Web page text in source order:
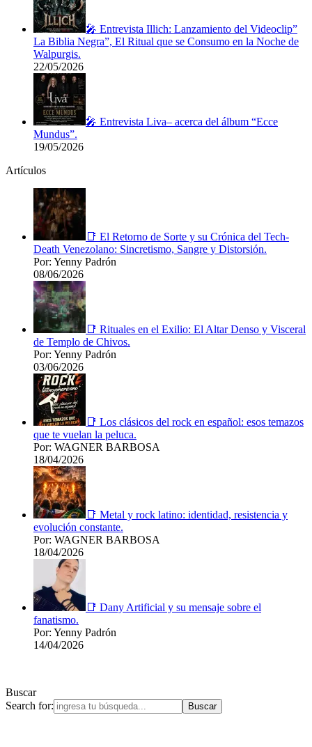
🎤 Entrevista Illich: Lanzamiento del Videoclip”
La Biblia Negra”, El Ritual que se Consumo en la Noche de
Walpurgis.
22/05/2026
🎤 Entrevista Liva– acerca del álbum “Ecce
Mundus”.
19/05/2026
Artículos
📑 El Retorno de Sorte y su Crónica del Tech-
Death Venezolano: Sincretismo, Sangre y Distorsión.
Por: Yenny Padrón
08/06/2026
📑 Rituales en el Exilio: El Altar Denso y Visceral
de Templo de Chivos.
Por: Yenny Padrón
03/06/2026
📑 Los clásicos del rock en español: esos temazos
que te vuelan la peluca.
Por: WAGNER BARBOSA
18/04/2026
📑 Metal y rock latino: identidad, resistencia y
evolución constante.
Por: WAGNER BARBOSA
18/04/2026
📑 Dany Artificial y su mensaje sobre el
fanatismo.
Por: Yenny Padrón
14/04/2026
Buscar
Search for: